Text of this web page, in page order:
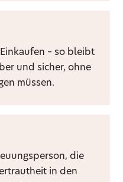
– so bleibt
und sicher, ohne
müssen.
die
in den